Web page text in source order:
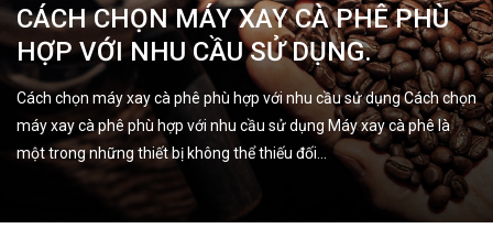
CÁCH CHỌN MÁY XAY CÀ PHÊ PHÙ
HỢP VỚI NHU CẦU SỬ DỤNG.
Cách chọn máy xay cà phê phù hợp với nhu cầu sử dụng Cách chọn
máy xay cà phê phù hợp với nhu cầu sử dụng Máy xay cà phê là
một trong những thiết bị không thể thiếu đối…